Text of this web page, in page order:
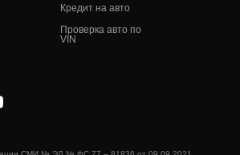
Кредит на авто
Проверка авто по
VIN